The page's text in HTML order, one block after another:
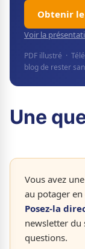
Obtenir
Voir la
PDF illustré ·
blog de rester
Une
Vous avez
au potager
Posez-la
newsletter du
questions.